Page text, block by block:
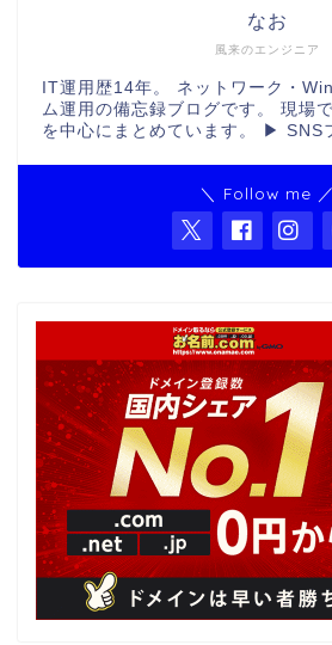
風来のエンジニア
なお
IT運用歴14年。 ネットワーク・
ム運用の備忘録ブログです。 現場
を中心にまとめています。 ▶ SNS
＼ Follow me ／